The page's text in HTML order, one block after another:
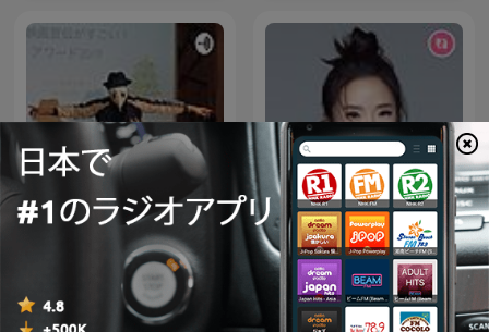
ビニールタッキーの映画話 陶色新聞